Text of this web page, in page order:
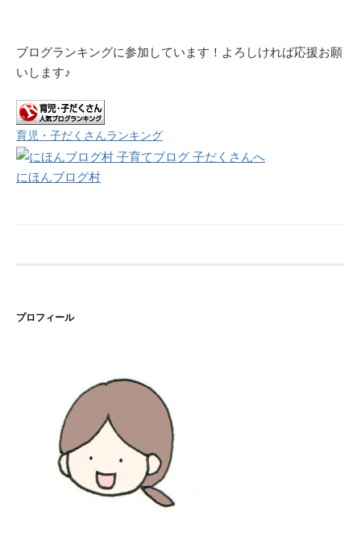
ブログランキングに参加しています！よろしければ応援お願
いします♪
育児・子だくさんランキング
にほんブログ村
プロフィール